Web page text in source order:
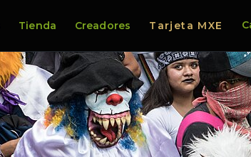
Tienda Creadores Tarjeta MXE